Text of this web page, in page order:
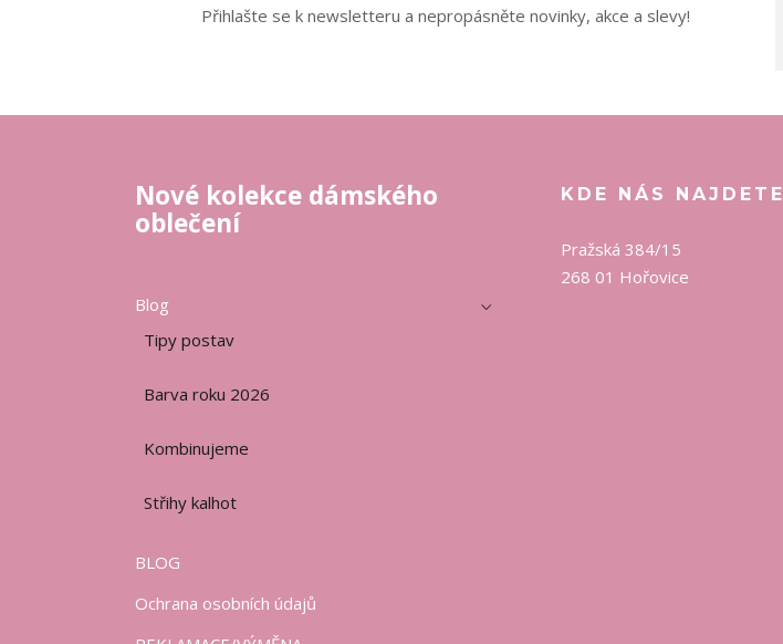
Přihlašte se k newsletteru a nepropásněte novinky, akce a slevy!
Nové kolekce dámského
oblečení
Blog
Tipy postav
Barva roku 2026
Kombinujeme
Střihy kalhot
BLOG
Ochrana osobních údajů
KDE NÁS NAJDETE
Pražská 384/15
268 01 Hořovice